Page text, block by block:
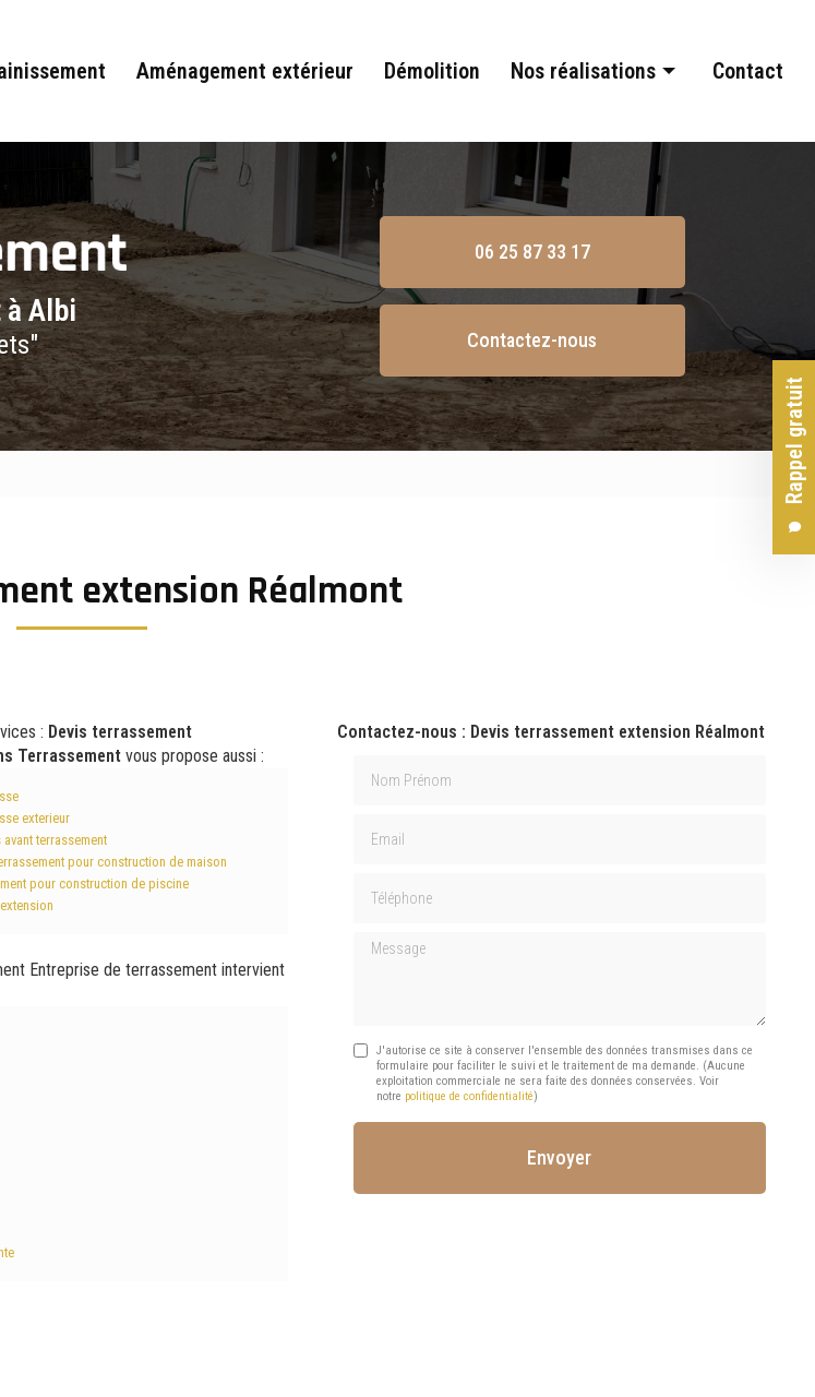
Rappel gratuit
Aménagement extérieur Démolition Nos réalisations
Terrassement
Assainissement
Contact
Albi
06 25 87 33 17
Contactez-nous
extension Réalmont
: Devis terrassement
Terrassementvous propose aussi :
exterieur
terrassement
pour construction de maison
pour construction de piscine
Entreprise de terrassement intervient
Contactez-nous : Devis terrassement extension Réalmont
Message
J'autorise ce site à conserver l'ensemble des données transmises dans ce
formulaire pour faciliter le suivi et le traitement de ma demande. (Aucune
exploitation commerciale ne sera faite des données conservées. Voir
notre politique de confidentialité)